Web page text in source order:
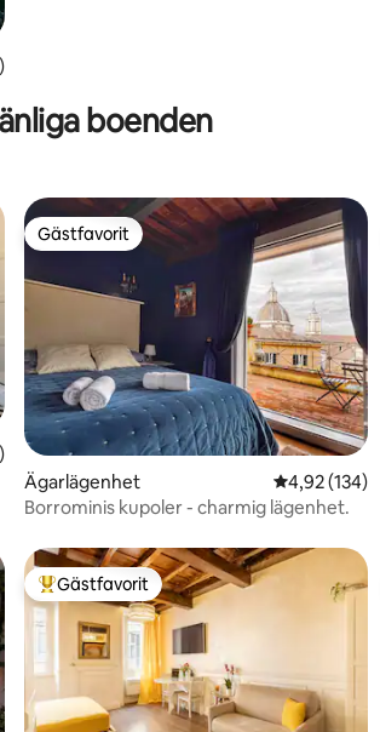
betyg, 121 omdömen
boenden
betyg, 361 omdömen
Gästfavorit
Gästfavorit
Ägarlägenhet 4,92 av 5 i
4,92 (134)
Borrominis kupoler - charmig lägenhet.
Populär gästfavorit
Gästfavorit